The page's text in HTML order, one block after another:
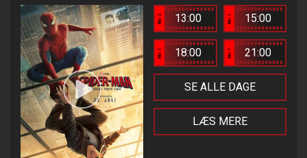
Bio 2 13:00 Bio 1 15:00
Bio 1 18:00 Bio 1 21:00
SE ALLE DAGE
LÆS MERE